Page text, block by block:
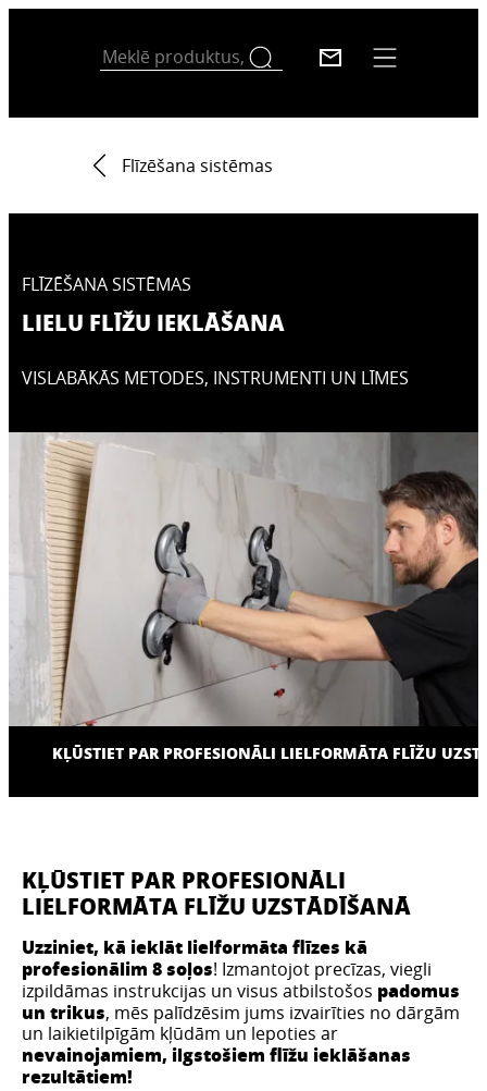
Flīzēšana sistēmas
FLĪZĒŠANA SISTĒMAS
LIELU FLĪŽU IEKLĀŠANA
VISLABĀKĀS METODES, INSTRUMENTI UN LĪMES
KĻŪSTIET PAR PROFESIONĀLI LIELFORMĀTA FLĪŽU
KĻŪSTIET PAR PROFESIONĀLI
LIELFORMĀTA FLĪŽU UZSTĀDĪŠANĀ
Uzziniet, kā ieklāt lielformāta flīzes kā
profesionālim 8 soļos! Izmantojot precīzas, viegli
izpildāmas instrukcijas un visus atbilstošos padomus
un trikus, mēs palīdzēsim jums izvairīties no dārgām
un laikietilpīgām kļūdām un lepoties ar
nevainojamiem, ilgstošiem flīžu ieklāšanas
rezultātiem!